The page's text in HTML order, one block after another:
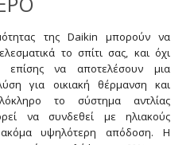
της Daikin μπορούν να
το σπίτι σας, και όχι
να αποτελέσουν μια
για οικιακή θέρμανση και
το σύστημα αντλίας
να συνδεθεί με ηλιακούς
ακόμα υψηλότερη απόδοση. Η